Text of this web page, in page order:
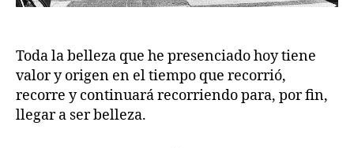
Toda la belleza que he presenciado hoy tiene
valor y origen en el tiempo que recorrió,
recorre y continuará recorriendo para, por fin,
llegar a ser belleza.